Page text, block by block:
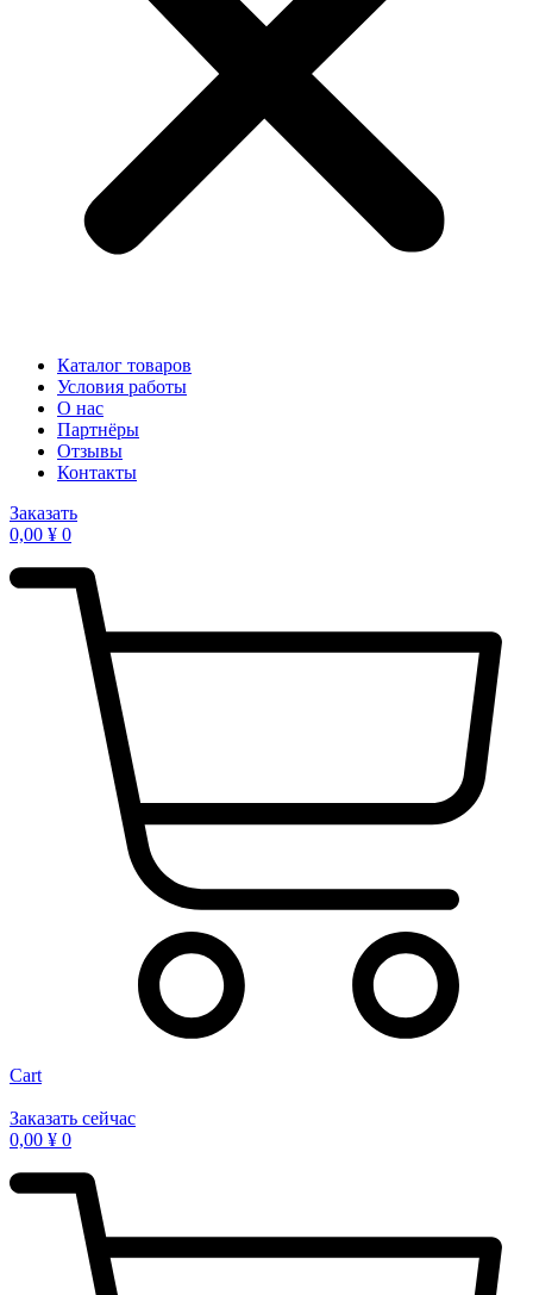
Каталог товаров
Условия работы
О нас
Партнёры
Отзывы
Контакты
Заказать
0,00 ¥ 0
Cart
Заказать сейчас
0,00 ¥ 0